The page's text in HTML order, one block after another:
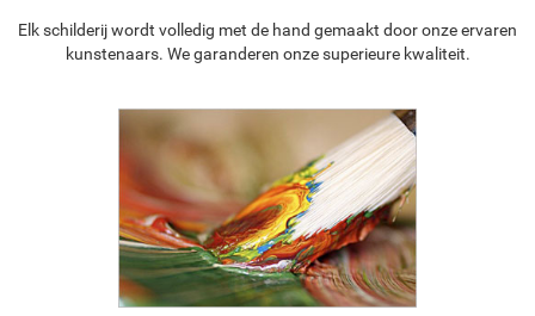
Elk schilderij wordt volledig met de hand gemaakt door onze ervaren
kunstenaars. We garanderen onze superieure kwaliteit.